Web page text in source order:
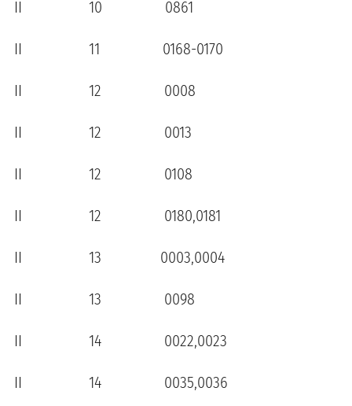
II 10 0861
II 11 0168-0170
II 12 0008
II 12 0013
II 12 0108
II 12 0180,0181
II 13 0003,0004
II 13 0098
II 14 0022,0023
II 14 0035,0036